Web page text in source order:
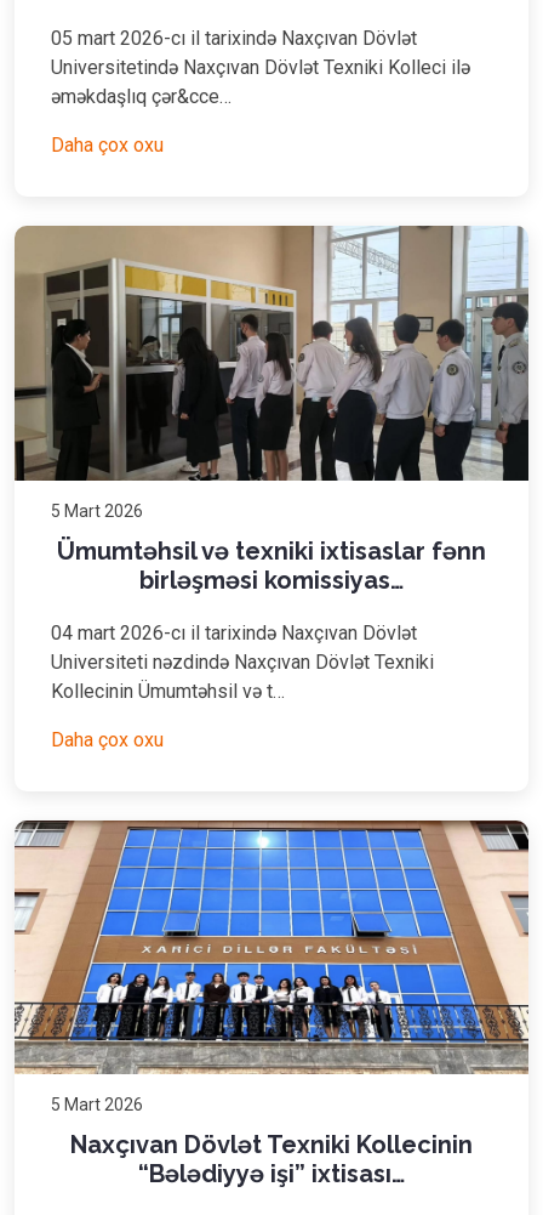
05 mart 2026-cı il tarixində Naxçıvan Dövlət
Universitetində Naxçıvan Dövlət Texniki Kolleci ilə
əməkdaşlıq çər&cce…
Daha çox oxu
5 Mart 2026
Ümumtəhsil və texniki ixtisaslar fənn
birləşməsi komissiyas…
04 mart 2026-cı il tarixində Naxçıvan Dövlət
Universiteti nəzdində Naxçıvan Dövlət Texniki
Kollecinin Ümumtəhsil və t…
Daha çox oxu
5 Mart 2026
Naxçıvan Dövlət Texniki Kollecinin
“Bələdiyyə işi” ixtisası…